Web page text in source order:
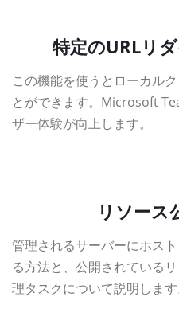
特定のURLリ
この機能を使うとローカル
とができます。Microsoft
ザー体験が向上します。
リソース
管理されるサーバーにホス
る方法と、公開されている
理タスクについて説明します